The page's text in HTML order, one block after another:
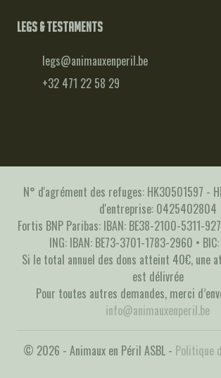
Legs & testaments
legs@animauxenperil.be
+32 471 22 58 29
N° d'agrément des refuges: HK30501597 -
d'entreprise: 0425402804
Fortis BNP Paribas: IBAN: BE38-2100-5311-
ING: IBAN: BE73-3701-1783-2960 • BIC:
Si le total annuel des dons atteint 40€, une
est délivrée
Pour toutes autres demandes, merci
info@animauxenperil.be
© 2026 - Animaux en Péril ASBL - Politique